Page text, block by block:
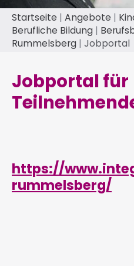
Startseite Angebote
Berufliche Bildung
Rummelsberg Jobportal
Jobportal für
https://
rummelsberg/